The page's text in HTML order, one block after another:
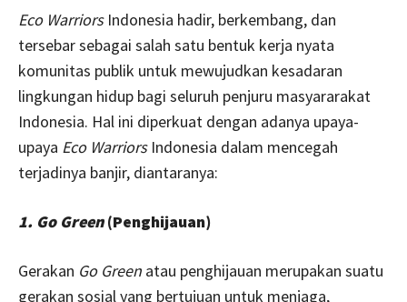
Eco WarriorsIndonesia hadir, berkembang, dan
tersebar sebagai salah satu bentuk kerja nyata
komunitas publik untuk mewujudkan kesadaran
lingkungan hidup bagi seluruh penjuru masyararakat
Indonesia. Hal ini diperkuat dengan adanya upaya-
upaya Eco WarriorsIndonesia dalam mencegah
terjadinya banjir, diantaranya:
1. Go Green(Penghijauan)
Gerakan Go Green atau penghijauan merupakan suatu
gerakan sosial yang bertujuan untuk menjaga,